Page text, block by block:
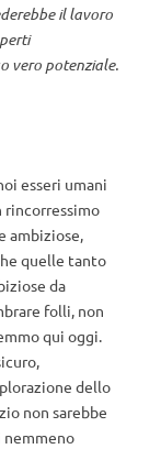
il lavoro
vero potenziale.
esseri umani
rincorressimo
ambiziose,
quelle tanto
da
folli, non
qui oggi.
dello
non sarebbe
nemmeno